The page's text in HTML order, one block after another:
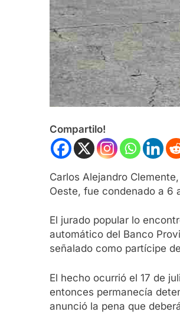
Compartilo!
Carlos Alejandro
Oeste, fue condenado a 6
El jurado popular lo
automático del Banco
señalado como partícipe
El hecho ocurrió el 17 de
entonces permanecía
anunció la pena que